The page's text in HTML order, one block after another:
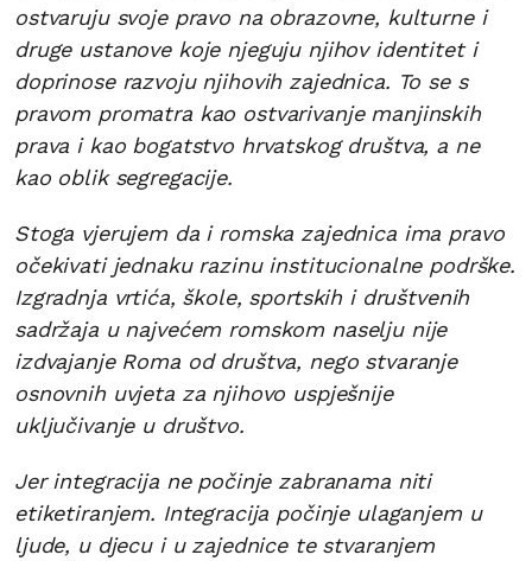
ostvaruju svoje pravo na obrazovne, kulturne i
druge ustanove koje njeguju njihov identitet i
doprinose razvoju njihovih zajednica. To se s
pravom promatra kao ostvarivanje manjinskih
prava i kao bogatstvo hrvatskog društva, a ne
kao oblik segregacije.
Stoga vjerujem da i romska zajednica ima pravo
očekivati jednaku razinu institucionalne podrške.
Izgradnja vrtića, škole, sportskih i društvenih
sadržaja u najvećem romskom naselju nije
izdvajanje Roma od društva, nego stvaranje
osnovnih uvjeta za njihovo uspješnije
uključivanje u društvo.
Jer integracija ne počinje zabranama niti
etiketiranjem. Integracija počinje ulaganjem u
ljude, u djecu i u zajednice te stvaranjem